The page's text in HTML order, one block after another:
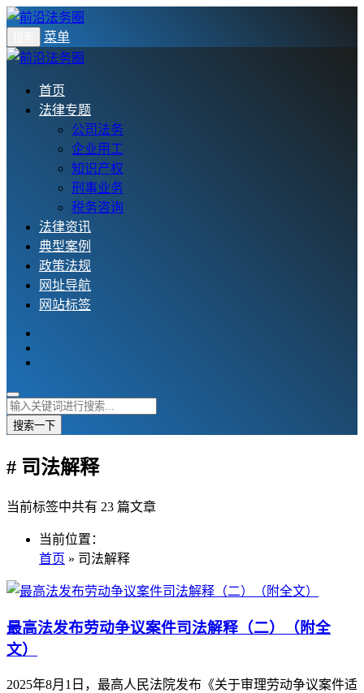
菜单
首页
法律专题
公司法务
企业用工
知识产权
刑事业务
税务咨询
法律资讯
典型案例
政策法规
网址导航
网站标签
搜索一下
# 司法解释
当前标签中共有 23 篇文章
当前位置：
首页 » 司法解释
最高法发布劳动争议案件司法解释（二）（附全
文）
2025年8月1日，最高人民法院发布《关于审理劳动争议案件适